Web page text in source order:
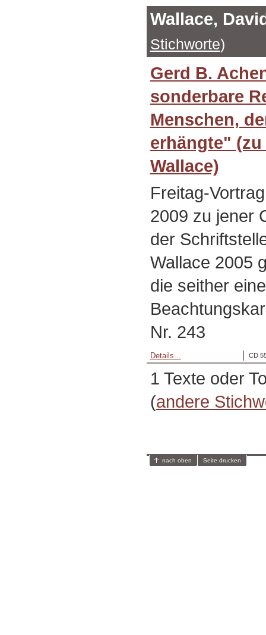
Wallace,
Stichworte)
Gerd B.
sonderbare
Menschen,
erhängte"
Wallace)
Freitag-
2009 zu jener
der
Wallace 2005
die seither
Nr. 243
CD
Details...
1 Texte oder
(andere
nach oben Seite drucken